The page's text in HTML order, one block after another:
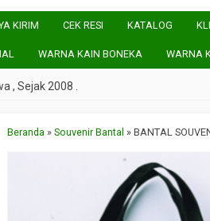
KIRIM CEK RESI KATALOG
WARNA KAIN BONEKA WARNA
2008 .
Beranda »Souvenir Bantal »BANTAL